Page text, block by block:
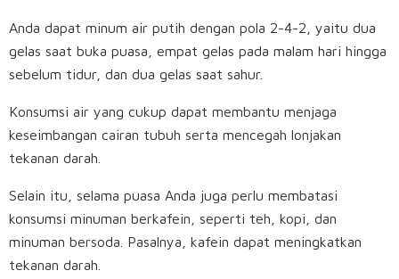
Anda dapat minum air putih dengan pola 2-4-2, yaitu dua
gelas saat buka puasa, empat gelas pada malam hari hingga
sebelum tidur, dan dua gelas saat sahur.
Konsumsi air yang cukup dapat membantu menjaga
keseimbangan cairan tubuh serta mencegah lonjakan
tekanan darah.
Selain itu, selama puasa Anda juga perlu membatasi
konsumsi minuman berkafein, seperti teh, kopi, dan
minuman bersoda. Pasalnya, kafein dapat meningkatkan
tekanan darah.